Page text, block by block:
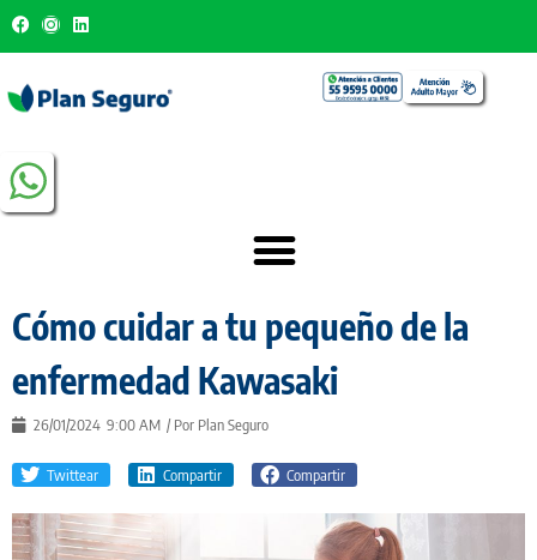
Cómo cuidar a tu pequeño de la
enfermedad Kawasaki
26/01/2024 9:00 AM / Por Plan Seguro
Twittear Compartir Compartir